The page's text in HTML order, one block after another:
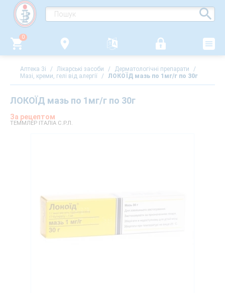
0
Аптека 3i / Лікарські засоби / Дерматологічні препарати
/
Мазі, креми, гелі від алергії / ЛОКОЇД мазь по 1мг/г по 30г
ЛОКОЇД мазь по 1мг/г по 30г
За рецептом
ТЕММЛЕР ІТАЛІА С.Р.Л.